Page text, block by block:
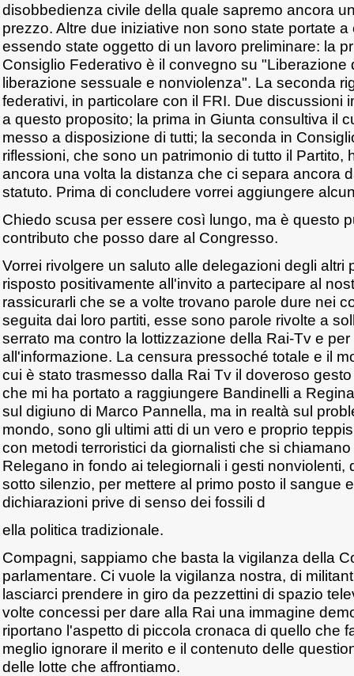
disobbedienza civile della quale sapremo ancora
prezzo. Altre due iniziative non sono state portate
essendo state oggetto di un lavoro preliminare: la
Consiglio Federativo è il convegno su "Liberazione
liberazione sessuale e nonviolenza". La seconda
federativi, in particolare con il FRI. Due discussioni
a questo proposito; la prima in Giunta consultiva il
messo a disposizione di tutti; la seconda in
riflessioni, che sono un patrimonio di tutto il Partito,
ancora una volta la distanza che ci separa ancora
statuto. Prima di concludere vorrei aggiungere
Chiedo scusa per essere così lungo, ma è questo
contributo che posso dare al Congresso.
Vorrei rivolgere un saluto alle delegazioni degli altri
risposto positivamente all'invito a partecipare al
rassicurarli che se a volte trovano parole dure nei
seguita dai loro partiti, esse sono parole rivolte a
serrato ma contro la lottizzazione della Rai-Tv e
all'informazione. La censura pressoché totale e il
cui è stato trasmesso dalla Rai Tv il doveroso
che mi ha portato a raggiungere Bandinelli a
sul digiuno di Marco Pannella, ma in realtà sul
mondo, sono gli ultimi atti di un vero e proprio
con metodi terroristici da giornalisti che si
Relegano in fondo ai telegiornali i gesti nonviolenti,
sotto silenzio, per mettere al primo posto il sangue
dichiarazioni prive di senso dei fossili d
ella politica tradizionale.
Compagni, sappiamo che basta la vigilanza della
parlamentare. Ci vuole la vigilanza nostra, di
lasciarci prendere in giro da pezzettini di spazio
volte concessi per dare alla Rai una immagine
riportano l'aspetto di piccola cronaca di quello che
meglio ignorare il merito e il contenuto delle
delle lotte che affrontiamo.